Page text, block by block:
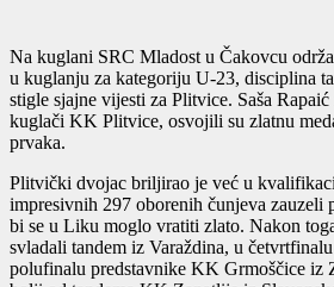
Na kuglani SRC Mladost u Čakovcu
u kuglanju za kategoriju U-23, disciplina
stigle sjajne vijesti za Plitvice. Saša
kuglači KK Plitvice, osvojili su zlatnu
prvaka.
Plitvički dvojac briljirao je već u
impresivnih 297 oborenih čunjeva zauzeli
bi se u Liku moglo vratiti zlato. Nakon
svladali tandem iz Varaždina, u
polufinalu predstavnike KK Grmoščice iz